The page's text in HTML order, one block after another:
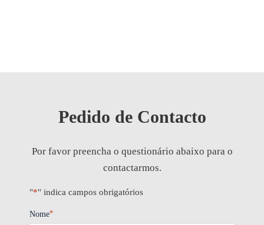
Pedido de Contacto
Por favor preencha o questionário abaixo para o
contactarmos.
"*" indica campos obrigatórios
Nome*